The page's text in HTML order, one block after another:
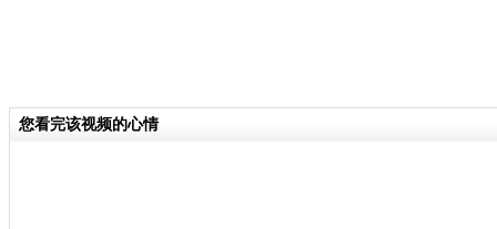
您看完该视频的心情